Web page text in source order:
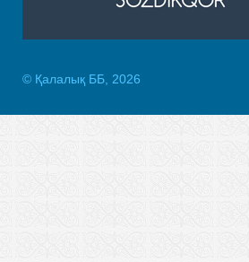
© Қалалық ББ, 2026